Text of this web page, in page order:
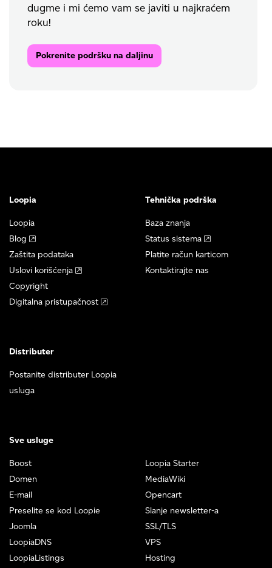
dugme i mi ćemo vam se javiti u najkraćem
roku!
Pokrenite podršku na daljinu
Loopia
Loopia
Blog
Zaštita podataka
Uslovi korišćenja
Copyright
Digitalna pristupačnost
Tehnička podrška
Baza znanja
Status sistema
Platite račun karticom
Kontaktirajte nas
Distributer
Postanite distributer Loopia
usluga
Sve usluge
Boost
Domen
E-mail
Preselite se kod Loopie
Joomla
LoopiaDNS
LoopiaListings
Loopia Starter
MediaWiki
Opencart
Slanje newsletter-a
SSL/TLS
VPS
Hosting